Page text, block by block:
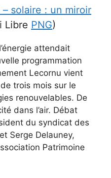
– solaire : un miroir
Libre PNG)
attendait
programmation
Lecornu vient
trois mois sur le
renouvelables. De
dans l’air. Débat
du syndicat des
Serge Delauney,
Patrimoine